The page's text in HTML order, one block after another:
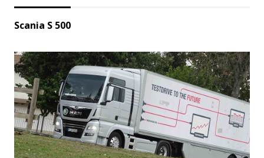
Scania S 500